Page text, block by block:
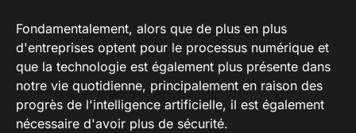
Fondamentalement, alors que de plus en plus
d'entreprises optent pour le processus numérique et
que la technologie est également plus présente dans
notre vie quotidienne, principalement en raison des
progrès de l'intelligence artificielle, il est également
nécessaire d'avoir plus de sécurité.